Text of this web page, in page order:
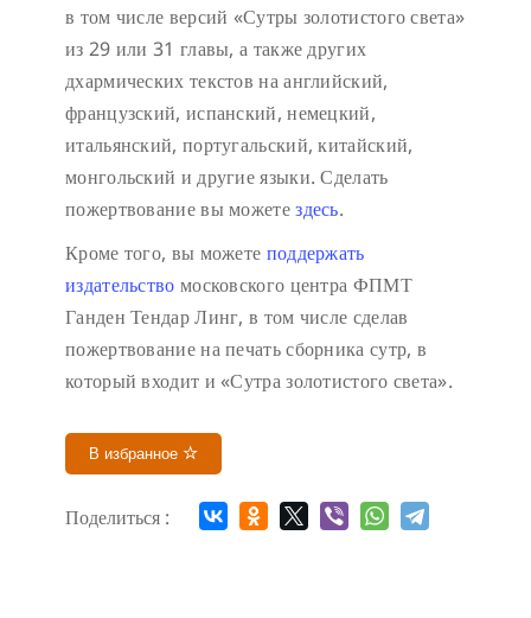
в том числе версий «Сутры золотистого света»
из 29 или 31 главы, а также других
дхармических текстов на английский,
французский, испанский, немецкий,
итальянский, португальский, китайский,
монгольский и другие языки. Сделать
пожертвование вы можетездесь.
Кроме того, вы можете поддержать
издательство московского центра ФПМТ
Ганден Тендар Линг, в том числе сделав
пожертвование на печать сборника сутр, в
который входит и «Сутра золотистого света».
В избранное
Поделиться :